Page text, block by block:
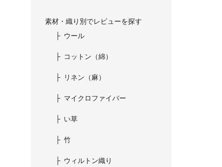
素材・織り別でレビューを探す
ウール
コットン（綿）
リネン（麻）
マイクロファイバー
い草
竹
ウィルトン織り